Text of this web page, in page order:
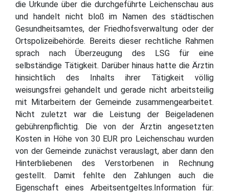
die Urkunde über die durchgeführte Leichenschau aus
und handelt nicht bloß im Namen des städtischen
Gesundheitsamtes, der Friedhofsverwaltung oder der
Ortspolizeibehörde. Bereits dieser rechtliche Rahmen
sprach nach Überzeugung des LSG für eine
selbständige Tätigkeit. Darüber hinaus hatte die Ärztin
hinsichtlich des Inhalts ihrer Tätigkeit völlig
weisungsfrei gehandelt und gerade nicht arbeitsteilig
mit Mitarbeitern der Gemeinde zusammengearbeitet.
Nicht zuletzt war die Leistung der Beigeladenen
gebührenpflichtig. Die von der Ärztin angesetzten
Kosten in Höhe von 30 EUR pro Leichenschau wurden
von der Gemeinde zunächst verauslagt, aber dann den
Hinterbliebenen des Verstorbenen in Rechnung
gestellt. Damit fehlte den Zahlungen auch die
Eigenschaft eines Arbeitsentgeltes.Information für: